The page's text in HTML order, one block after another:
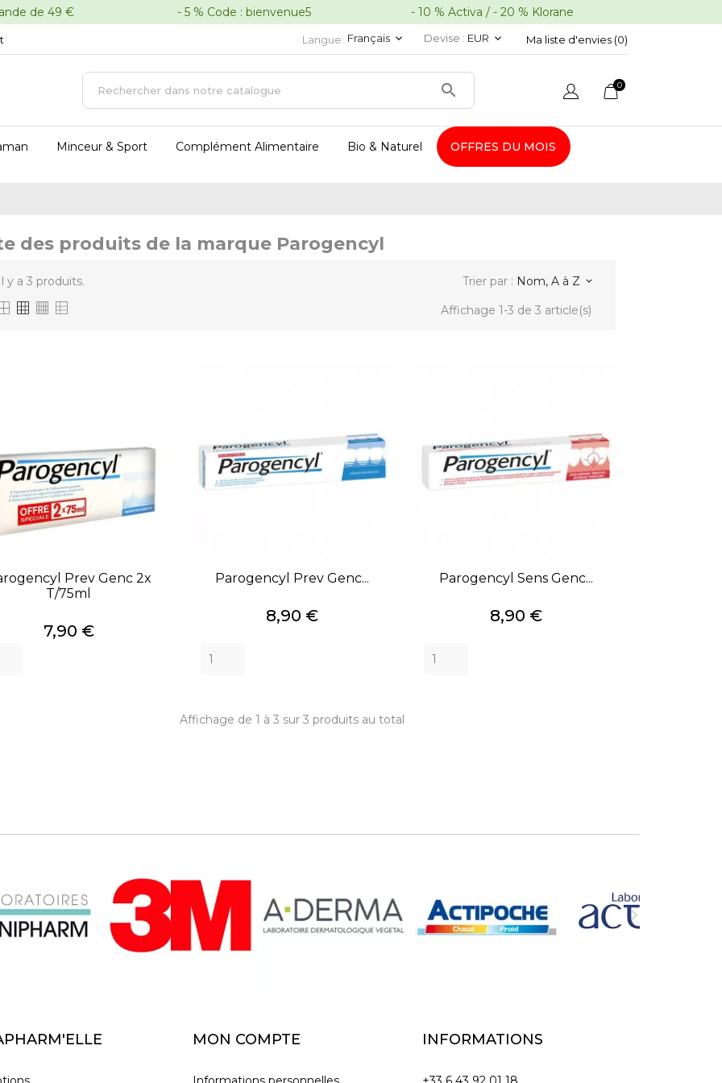
commande de 49 € - 5 % Code : bienvenue5 - 10 % Activa / - 20 % Klorane
Langue: Français keyboard_arrow_down Devise : EUR keyboard_arrow_down Ma liste d'envies (0)
 0
Minceur & Sport Complément Alimentaire Bio & Naturel OFFRES DU MOIS
des produits de la marque Parogencyl
y a 3 produits. Trier par : Nom, A à Z keyboard_arrow_down
Affichage 1-3 de 3 article(s)
Prev Genc 2x
T/75ml
Prix
7,90 €
Parogencyl Prev Genc...
Prix
8,90 €
Parogencyl Sens Genc...
Prix
8,90 €
Affichage de 1 à 3 sur 3 produits au total

MON COMPTE INFORMATIONS